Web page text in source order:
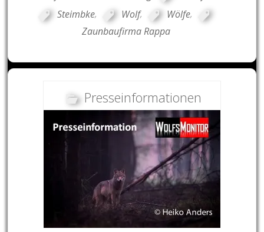
Steimbke, Wolf, Wölfe,
Zaunbaufirma Rappa
Presseinformationen